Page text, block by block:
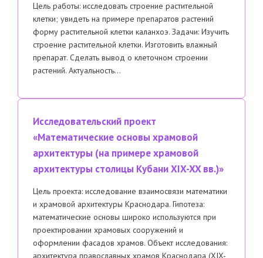
Цель работы: исследовать строение растительной
клетки; увидеть на примере препаратов растений
форму растительной клетки каланхоэ. Задачи: Изучить
строение растительной клетки. Изготовить влажный
препарат. Сделать вывод о клеточном строении
растений. Актуальность…
Исследовательский проект
«Математические основы храмовой
архитектуры (на примере храмовой
архитектуры столицы Кубани XIX-XX вв.)»
Цель проекта: исследование взаимосвязи математики
и храмовой архитектуры Краснодара. Гипотеза:
математические основы широко используются при
проектировании храмовых сооружений и
оформлении фасадов храмов. Объект исследования:
архитектура православных храмов Краснодара (XIX-